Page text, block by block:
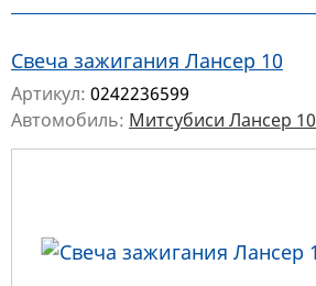
Свеча зажигания Лансер 10
Артикул: 0242236599
Автомобиль: Митсубиси Лансер 10